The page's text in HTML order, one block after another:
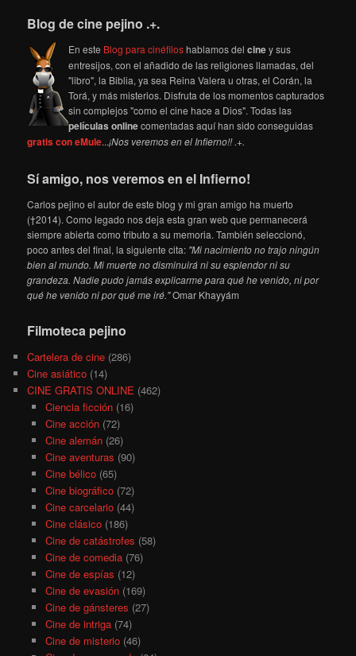
Blog de cine pejino .+.
En este Blog para cinéfiloshablamos delciney sus
entresijos, con el añadido de las religiones llamadas, del
"libro", la Biblia, ya sea Reina Valera u otras, el Corán, la
Torá, y más misterios. Disfruta de los momentos capturados
sin complejos "como el cine hace a Dios". Todas las
películas onlinecomentadas aquí han sido conseguidas
gratis con eMule...¡Nos veremos en el Infierno!! .+.
Sí amigo, nos veremos en el Infierno!
Carlos pejino el autor de este blog y mi gran amigo ha muerto
(†2014). Como legado nos deja esta gran web que permanecerá
siempre abierta como tributo a su memoria. También seleccionó,
poco antes del final, la siguiente cita: "Mi nacimiento no trajo ningún
bien al mundo. Mi muerte no disminuirá ni su esplendor ni su
grandeza. Nadie pudo jamás explicarme para qué he venido, ni por
qué he venido ni por qué me iré."Omar Khayyám
Filmoteca pejino
Cartelera de cine (286)
Cine asiático (14)
CINE GRATIS ONLINE (462)
Ciencia ficción(16)
Cine acción(72)
Cine alemán(26)
Cine aventuras (90)
Cine bélico(65)
Cine biográfico(72)
Cine carcelario(44)
Cine clásico(186)
Cine de catástrofes (58)
Cine de comedia(76)
Cine de espías (12)
Cine de evasión(169)
Cine de gánsteres (27)
Cine de intriga(74)
Cine de misterio(46)